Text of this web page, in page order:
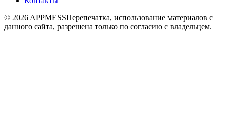
© 2026 APPMESSПерепечатка, использование материалов с
данного сайта, разрешена только по согласию с владельцем.